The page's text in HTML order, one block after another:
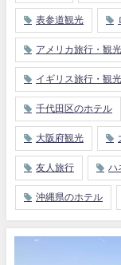
表参道観光
アメリカ旅行・観光
イギリス旅行・観光
千代田区のホテル
大阪府観光
友人旅行 ハ
沖縄県のホテル